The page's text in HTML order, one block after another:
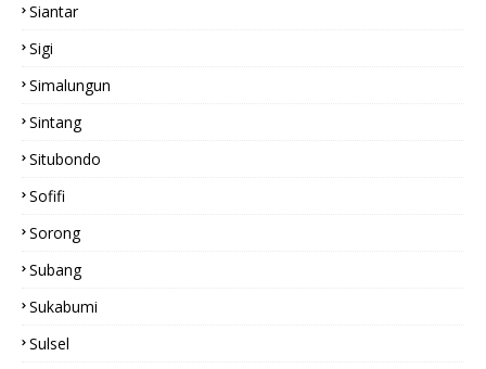
Siantar
Sigi
Simalungun
Sintang
Situbondo
Sofifi
Sorong
Subang
Sukabumi
Sulsel